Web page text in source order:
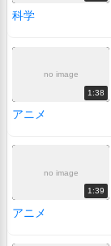
科学
no image
1:38
アニメ
no image
1:39
アニメ